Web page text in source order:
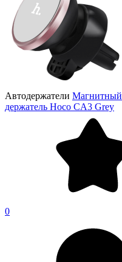
Автодержатели Магнитный
держатель Hoco CA3 Grey
0